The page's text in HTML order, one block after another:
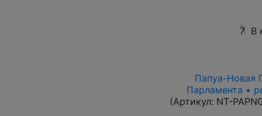
7 В
Папуа-Новая
Парламента •
(Артикул: NT-